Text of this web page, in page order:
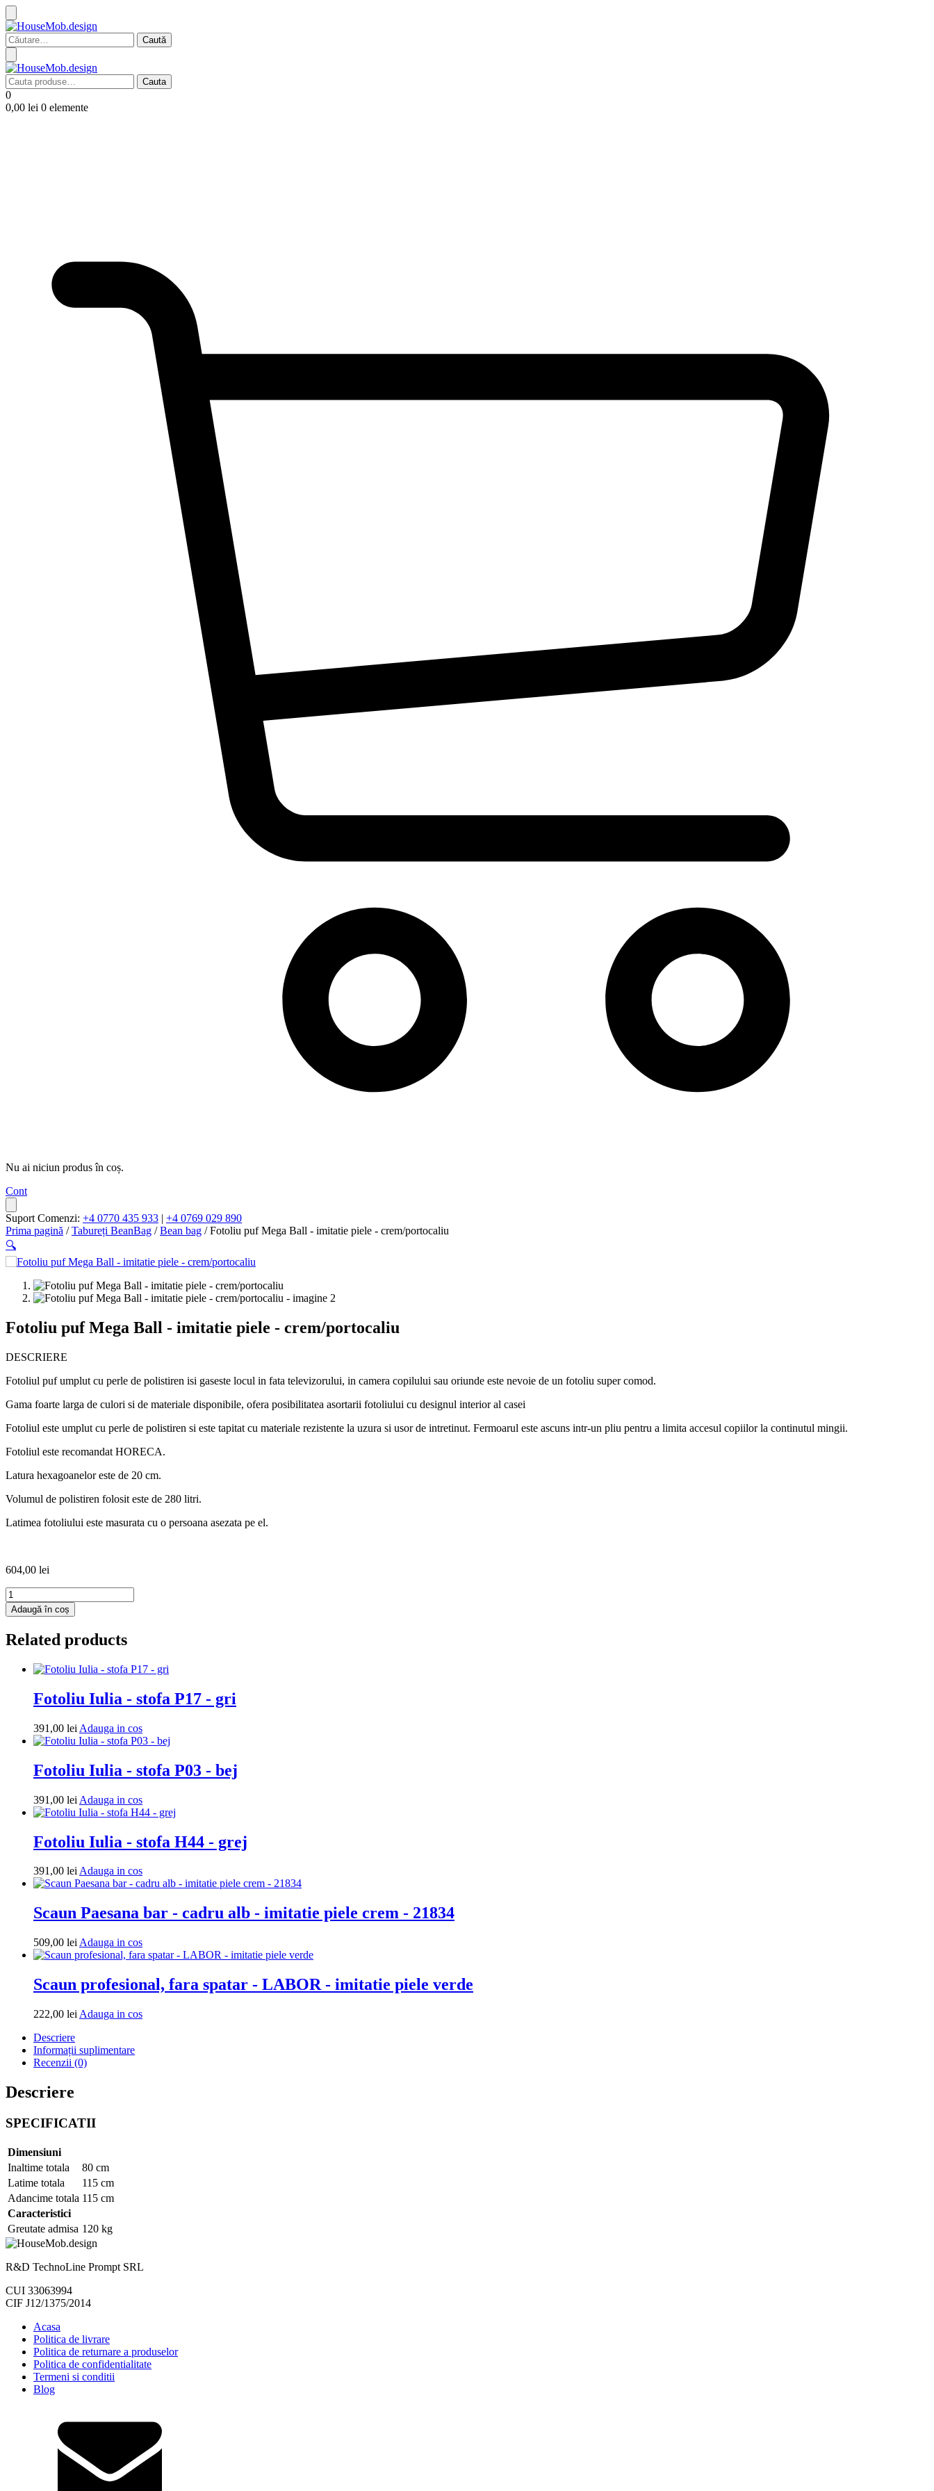
Caută
după:
Cauta
după:
Cauta
0
0,00 lei 0 elemente
Nu ai niciun produs în coș.
Cont
Suport Comenzi: +4 0770 435 933 | +4 0769 029 890
Prima pagină /Tabureți BeanBag /Bean bag / Fotoliu puf Mega Ball - imitatie piele - crem/portocaliu
🔍
Fotoliu puf Mega Ball - imitatie piele - crem/portocaliu
DESCRIERE
Fotoliul puf umplut cu perle de polistiren isi gaseste locul in fata televizorului, in camera copilului sau oriunde este nevoie de un fotoliu super comod.
Gama foarte larga de culori si de materiale disponibile, ofera posibilitatea asortarii fotoliului cu designul interior al casei
Fotoliul este umplut cu perle de polistiren si este tapitat cu materiale rezistente la uzura si usor de intretinut. Fermoarul este ascuns intr-un pliu pentru a limita accesul copiilor la continutul mingii.
Fotoliul este recomandat HORECA.
Latura hexagoanelor este de 20 cm.
Volumul de polistiren folosit este de 280 litri.
Latimea fotoliului este masurata cu o persoana asezata pe el.
604,00 lei
Cantitate
Fotoliu
puf
Ball
imitatie
crem/portocaliu
Adaugă în coș
Related products
Fotoliu Iulia - stofa P17 - gri
391,00 lei Adauga in cosAdauga
in
Fotoliu Iulia - stofa P03 - bej
391,00 lei Adauga in cosAdauga
in
Fotoliu Iulia - stofa H44 - grej
391,00 leiAdauga in cosAdauga
in
Scaun Paesana bar - cadru alb - imitatie piele crem - 21834
509,00 lei Adauga in cosAdauga
in
Scaun profesional, fara spatar - LABOR - imitatie piele verde
222,00 lei Adauga in cosAdauga
Descriere
Informații suplimentare
Recenzii (0)
Descriere
SPECIFICATII
Dimensiuni
Inaltime totala
80 cm
Latime totala
115 cm
Adancime totala 115 cm
Caracteristici
Greutate admisa 120 kg
R&D TechnoLine Prompt SRL
CUI 33063994
CIF J12/1375/2014
Acasa
Politica de livrare
Politica de returnare a produselor
Politica de confidentialitate
Termeni si conditii
Blog